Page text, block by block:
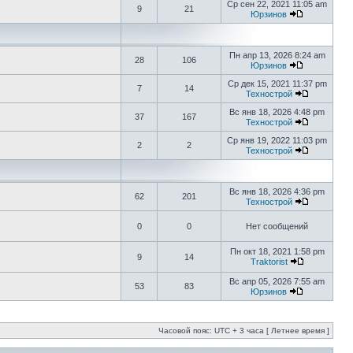
9 21
Ср сен 22, 2021 11:05 am
Юрзинов
28 106
Пн апр 13, 2026 8:24 am
Юрзинов
7 14
Ср дек 15, 2021 11:37 pm
Технострой
37 167
Вс янв 18, 2026 4:48 pm
Технострой
2 2
Ср янв 19, 2022 11:03 pm
Технострой
62 201
Вс янв 18, 2026 4:36 pm
Технострой
0 0 Нет сообщений
9 14
Пн окт 18, 2021 1:58 pm
Traktorist
53 83
Вс апр 05, 2026 7:55 am
Юрзинов
Часовой пояс: UTC + 3 часа [ Летнее время ]